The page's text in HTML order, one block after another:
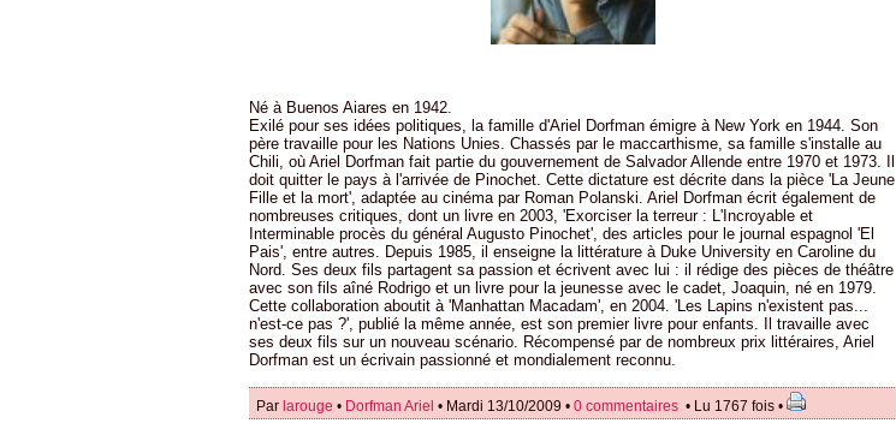
Né à Buenos Aiares en 1942.
Exilé pour ses idées politiques, la famille d'Ariel Dorfman émigre à New York en 1944. Son
père travaille pour les Nations Unies. Chassés par le maccarthisme, sa famille s'installe au
Chili, où Ariel Dorfman fait partie du gouvernement de Salvador Allende entre 1970 et 1973. Il
doit quitter le pays à l'arrivée de Pinochet. Cette dictature est décrite dans la pièce 'La Jeune
Fille et la mort', adaptée au cinéma par Roman Polanski. Ariel Dorfman écrit également de
nombreuses critiques, dont un livre en 2003, 'Exorciser la terreur : L'Incroyable et
Interminable procès du général Augusto Pinochet', des articles pour le journal espagnol 'El
Pais', entre autres. Depuis 1985, il enseigne la littérature à Duke University en Caroline du
Nord. Ses deux fils partagent sa passion et écrivent avec lui : il rédige des pièces de théâtre
avec son fils aîné Rodrigo et un livre pour la jeunesse avec le cadet, Joaquin, né en 1979.
Cette collaboration aboutit à 'Manhattan Macadam', en 2004. 'Les Lapins n'existent pas...
n'est-ce pas ?', publié la même année, est son premier livre pour enfants. Il travaille avec
ses deux fils sur un nouveau scénario. Récompensé par de nombreux prix littéraires, Ariel
Dorfman est un écrivain passionné et mondialement reconnu.
Par larouge • Dorfman Ariel • Mardi 13/10/2009 • 0 commentaires • Lu 1767 fois •